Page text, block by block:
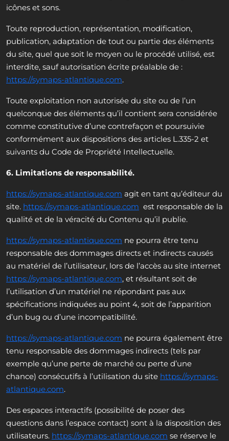
icônes et sons.
Toute reproduction, représentation, modification,
publication, adaptation de tout ou partie des éléments
du site, quel que soit le moyen ou le procédé utilisé, est
interdite, sauf autorisation écrite préalable de :
https://symaps-atlantique.com.
Toute exploitation non autorisée du site ou de l’un
quelconque des éléments qu’il contient sera considérée
comme constitutive d’une contrefaçon et poursuivie
conformément aux dispositions des articles L.335-2 et
suivants du Code de Propriété Intellectuelle.
6. Limitations de responsabilité.
https://symaps-atlantique.com agit en tant qu’éditeur du
site. https://symaps-atlantique.com est responsable de la
qualité et de la véracité du Contenu qu’il publie.
https://symaps-atlantique.com ne pourra être tenu
responsable des dommages directs et indirects causés
au matériel de l’utilisateur, lors de l’accès au site internet
https://symaps-atlantique.com, et résultant soit de
l’utilisation d’un matériel ne répondant pas aux
spécifications indiquées au point 4, soit de l’apparition
d’un bug ou d’une incompatibilité.
https://symaps-atlantique.com ne pourra également être
tenu responsable des dommages indirects (tels par
exemple qu’une perte de marché ou perte d’une
chance) consécutifs à l’utilisation du site https://symaps-
atlantique.com.
Des espaces interactifs (possibilité de poser des
questions dans l’espace contact) sont à la disposition des
utilisateurs. https://symaps-atlantique.com se réserve le